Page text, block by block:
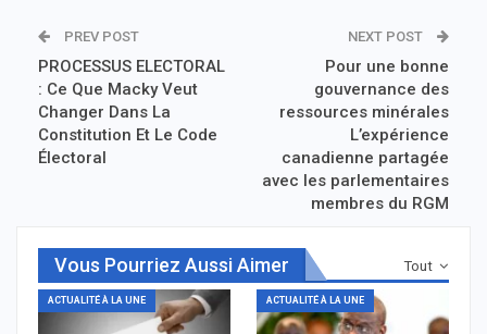
PREV POST
PROCESSUS ELECTORAL
: Ce Que Macky Veut
Changer Dans La
Constitution Et Le Code
Électoral
NEXT POST
Pour une bonne
gouvernance des
ressources minérales
L’expérience
canadienne partagée
avec les parlementaires
membres du RGM
Tout
Vous Pourriez Aussi Aimer
ACTUALITÉ À LA UNE ACTUALITÉ À LA UNE